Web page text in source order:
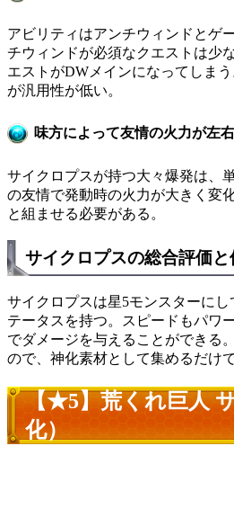
アビリティはアンチウィンドとゲ
チウィンドが必須なクエストは少
エストがDWメインになってしま
が汎用性が低い。
味方によって友情の火力が左
サイクロプスが持つ大々爆発は、
の友情で発動時の火力が大きく変
と組ませる必要がある。
サイクロプスの総合評価と
サイクロプスは星5モンスターに
テータスを持つ。スピードもパワ
でダメージを与えることができる
ので、神化素材として集めるだけで
【★5】荒くれ巨人
化）